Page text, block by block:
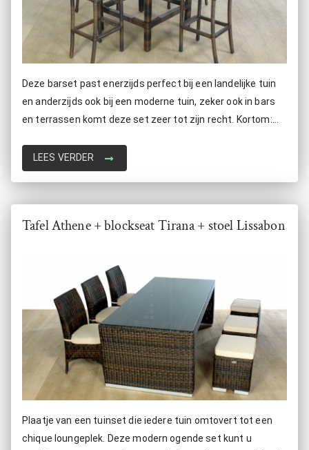
Deze barset past enerzijds perfect bij een landelijke tuin
en anderzijds ook bij een moderne tuin, zeker ook in bars
en terrassen komt deze set zeer tot zijn recht. Kortom:
zeer veelzijdig.
LEES VERDER
Tafel Athene + blockseat Tirana + stoel Lissabon
Plaatje van een tuinset die iedere tuin omtovert tot een
chique loungeplek. Deze modern ogende set kunt u